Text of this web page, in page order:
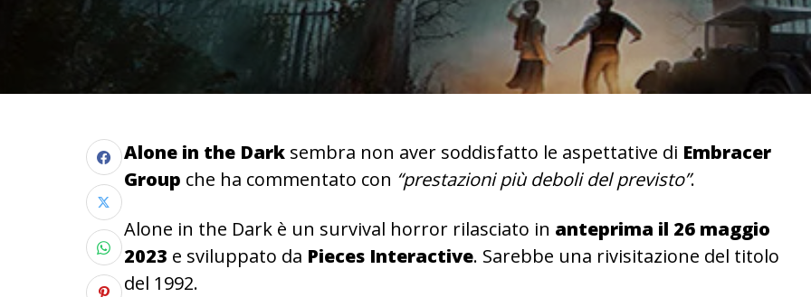
Alone in the Dark sembra non aver soddisfatto le aspettative di Embracer
Group che ha commentato con “prestazioni più deboli del previsto”.
Alone in the Dark è un survival horror rilasciato in anteprima il 26 maggio
2023 e sviluppato da Pieces Interactive. Sarebbe una rivisitazione del titolo
del 1992.